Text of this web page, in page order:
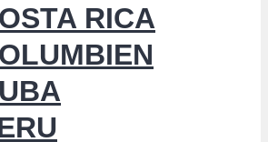
RICA